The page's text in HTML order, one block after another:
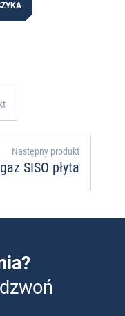
Następny produkt
SISO płyta